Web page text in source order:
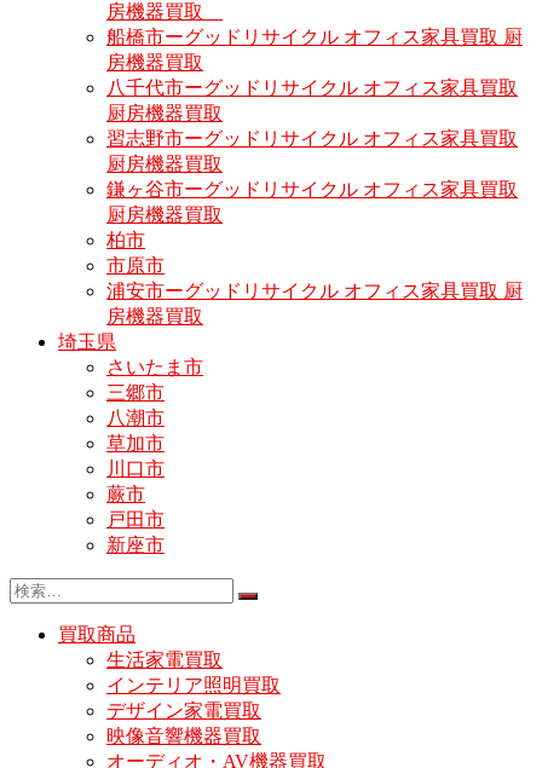
房機器買取
船橋市ーグッドリサイクル オフィス家具買取 厨
房機器買取
八千代市ーグッドリサイクル オフィス家具買取
厨房機器買取
習志野市ーグッドリサイクル オフィス家具買取
厨房機器買取
鎌ヶ谷市ーグッドリサイクル オフィス家具買取
厨房機器買取
柏市
市原市
浦安市ーグッドリサイクル オフィス家具買取 厨
房機器買取
埼玉県
さいたま市
三郷市
八潮市
草加市
川口市
蕨市
戸田市
新座市
買取商品
生活家電買取
インテリア照明買取
デザイン家電買取
映像音響機器買取
オーディオ・AV機器買取